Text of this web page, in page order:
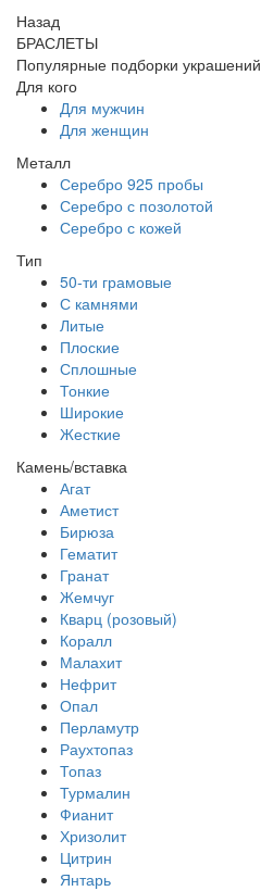
Назад
БРАСЛЕТЫ
Популярные подборки украшений
Для кого
Для мужчин
Для женщин
Металл
Серебро 925 пробы
Серебро с позолотой
Серебро с кожей
Тип
50-ти грамовые
С камнями
Литые
Плоские
Сплошные
Тонкие
Широкие
Жесткие
Камень/вставка
Агат
Аметист
Бирюза
Гематит
Гранат
Жемчуг
Кварц (розовый)
Коралл
Малахит
Нефрит
Опал
Перламутр
Раухтопаз
Топаз
Турмалин
Фианит
Хризолит
Цитрин
Янтарь